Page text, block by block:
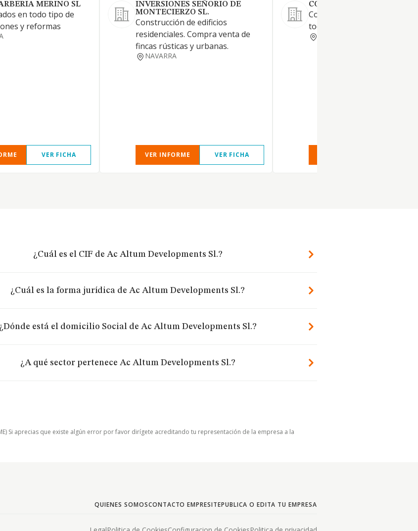
MERINO SL
en todo tipo de
y reformas
VER FICHA
INVERSIONES SEÑORIO DE
MONTECIERZO SL.
Construcción de edificios
residenciales. Compra venta de
fincas rústicas y urbanas.
NAVARRA
VER INFORME VER FICHA
CONSTRUCCIONES ECAY SL
Construcción,
todo tipo de edificaciones.
¿Cuál es el CIF de Ac Altum Developments Sl.?
¿Cuál es la forma jurídica de Ac Altum Developments Sl.?
¿Dónde está el domicilio Social de Ac Altum Developments Sl.?
¿A qué sector pertenece Ac Altum Developments Sl.?
Si aprecias que existe algún error por favor dirígete acreditando tu representación de la empresa a la
QUIENES SOMOSCONTACTO EMPRESITEPUBLICA O EDITA TU EMPRESA